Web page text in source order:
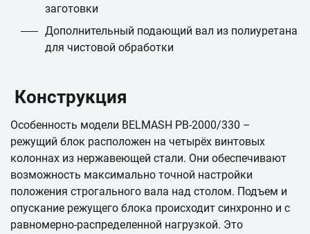
заготовки
Дополнительный подающий вал из полиуретана
для чистовой обработки
Конструкция
Особенность модели BELMASH PB-2000/330 –
режущий блок расположен на четырёх винтовых
колоннах из нержавеющей стали. Они обеспечивают
возможность максимально точной настройки
положения строгального вала над столом. Подъем и
опускание режущего блока происходит синхронно и с
равномерно-распределенной нагрузкой. Это